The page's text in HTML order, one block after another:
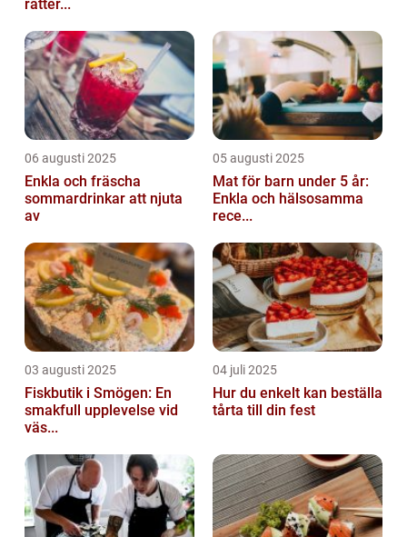
rätter...
06 augusti 2025
Enkla och fräscha
sommardrinkar att njuta
av
05 augusti 2025
Mat för barn under 5 år:
Enkla och hälsosamma
rece...
03 augusti 2025
Fiskbutik i Smögen: En
smakfull upplevelse vid
väs...
04 juli 2025
Hur du enkelt kan beställa
tårta till din fest